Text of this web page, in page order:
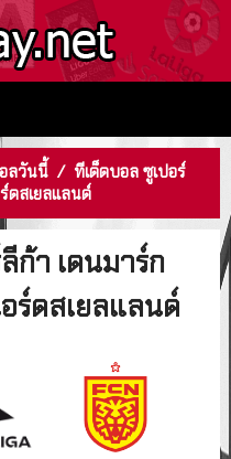
ลวันนี้ / ทีเด็ดบอล ซูเปอร์
ดสเยลแลนด์
ก้า เดนมาร์ก
ร์ดสเยลแลนด์